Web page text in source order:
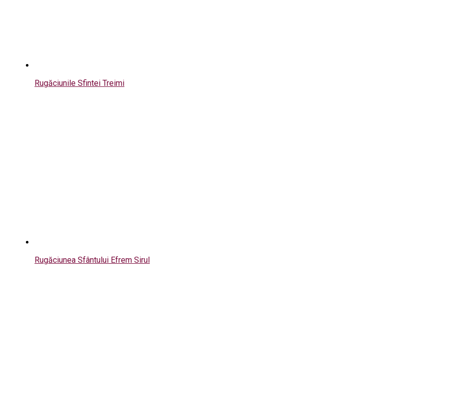
Rugăciunile Sfintei Treimi
Rugăciunea Sfântului Efrem Sirul